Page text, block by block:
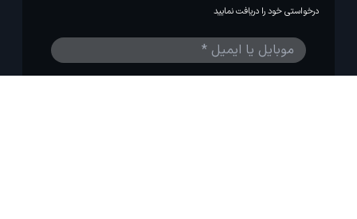
درخواستی خود را دریافت نمایید